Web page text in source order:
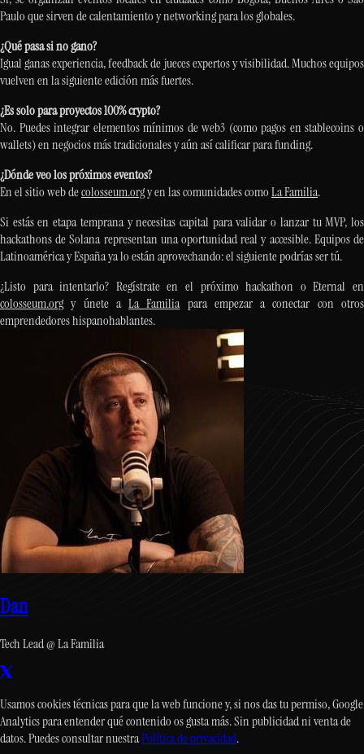
Paulo que sirven de calentamiento y networking para los globales.
¿Qué pasa si no gano?
Igual ganas experiencia, feedback de jueces expertos y visibilidad. Muchos equipos
vuelven en la siguiente edición más fuertes.
¿Es solo para proyectos 100% crypto?
No. Puedes integrar elementos mínimos de web3 (como pagos en stablecoins o
wallets) en negocios más tradicionales y aún así calificar para funding.
¿Dónde veo los próximos eventos?
En el sitio web decolosseum.orgy en las comunidades comoLa Familia.
Si estás en etapa temprana y necesitas capital para validar o lanzar tu MVP, los
hackathons de Solana representan una oportunidad real y accesible. Equipos de
Latinoamérica y España ya lo están aprovechando: el siguiente podrías ser tú.
¿Listo para intentarlo? Regístrate en el próximo hackathon o Eternal en
colosseum.orgy únete aLa Familiapara empezar a conectar con otros
emprendedores hispanohablantes.
Dan
Tech Lead @ La Familia
Usamos cookies técnicas para que la web funcione y, si nos das tu permiso, Google
Analytics para entender qué contenido os gusta más. Sin publicidad ni venta de
datos. Puedes consultar nuestraPolítica de privacidad.